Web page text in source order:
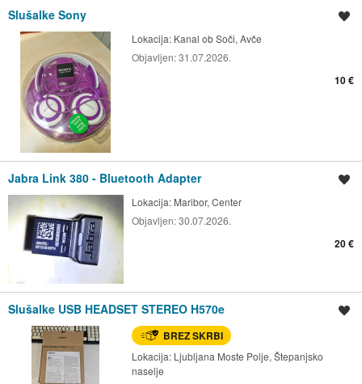
Slušalke Sony
Lokacija: Kanal ob Soči, Avče
Objavljen:31.07.2026.
10 €
Jabra Link 380 - Bluetooth Adapter
Lokacija: Maribor, Center
Objavljen:30.07.2026.
20 €
Slušalke USB HEADSET STEREO H570e
BREZ SKRBI
Lokacija: Ljubljana Moste Polje, Štepanjsko
naselje